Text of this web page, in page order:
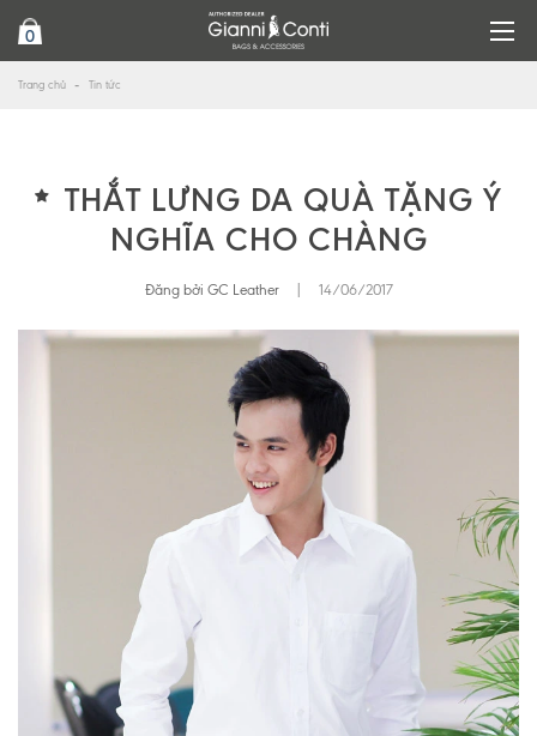
0
Trang chủ Tin tức
THẮT LƯNG DA QUÀ TẶNG Ý
NGHĨA CHO CHÀNG
Đăng bởi GC Leather 14/06/2017